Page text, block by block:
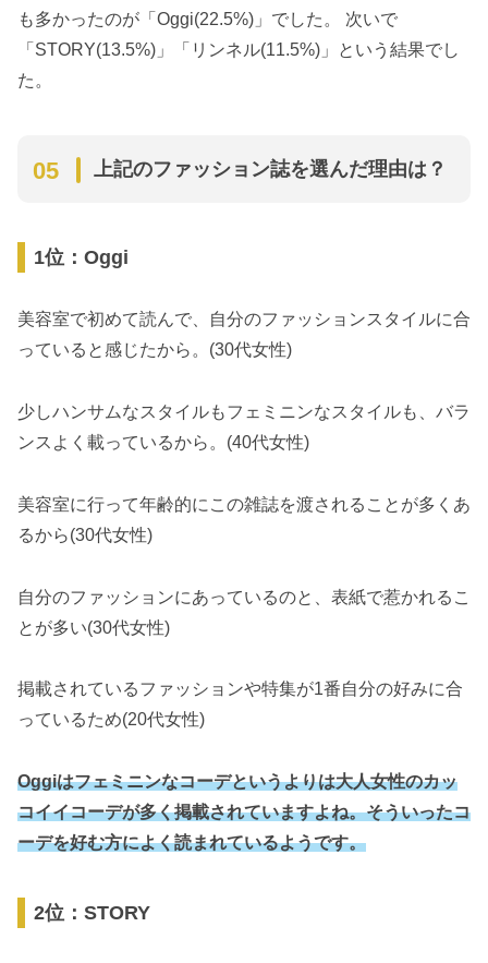
も多かったのが「Oggi(22.5%)」でした。 次いで
「STORY(13.5%)」「リンネル(11.5%)」という結果でし
た。
上記のファッション誌を選んだ理由は？
1位：Oggi
美容室で初めて読んで、自分のファッションスタイルに合
っていると感じたから。(30代女性)
少しハンサムなスタイルもフェミニンなスタイルも、バラ
ンスよく載っているから。(40代女性)
美容室に行って年齢的にこの雑誌を渡されることが多くあ
るから(30代女性)
自分のファッションにあっているのと、表紙で惹かれるこ
とが多い(30代女性)
掲載されているファッションや特集が1番自分の好みに合
っているため(20代女性)
Oggiはフェミニンなコーデというよりは大人女性のカッ
コイイコーデが多く掲載されていますよね。そういったコ
ーデを好む方によく読まれているようです。
2位：STORY